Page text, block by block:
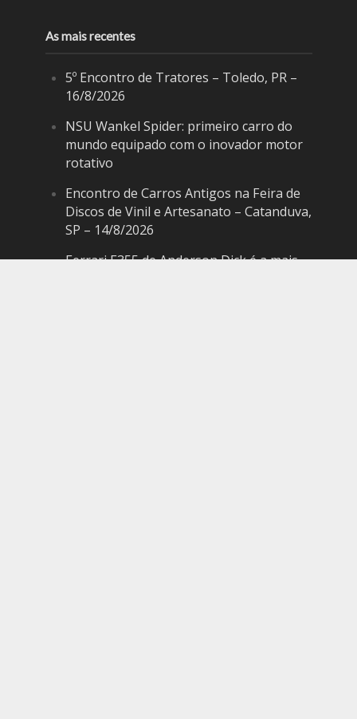
As mais recentes
5º Encontro de Tratores – Toledo, PR –
16/8/2026
NSU Wankel Spider: primeiro carro do
mundo equipado com o inovador motor
rotativo
Encontro de Carros Antigos na Feira de
Discos de Vinil e Artesanato – Catanduva,
SP – 14/8/2026
Ferrari F355 de Anderson Dick é a mais